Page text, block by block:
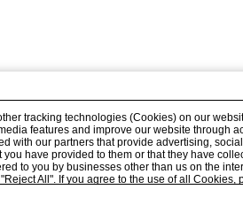
tracking technologies (Cookies) on our
features and improve our website through
with our partners that provide advertising,
you have provided to them or that they have
to you by businesses other than us on the
All". If you agree to the use of all